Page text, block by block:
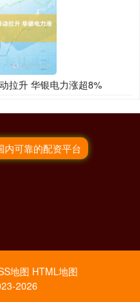
拉升 华银电力涨超8%
内可靠的配资平台
地图 HTML地图
2026